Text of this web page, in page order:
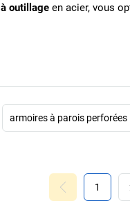
outillage en acier, vous
armoires à parois perforées
1